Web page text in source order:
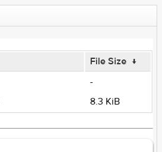
File Size ↓
-
8.3 KiB